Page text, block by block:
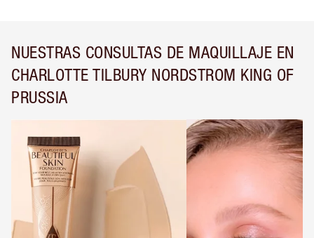
NUESTRAS CONSULTAS DE MAQUILLAJE EN
CHARLOTTE TILBURY NORDSTROM KING OF
PRUSSIA